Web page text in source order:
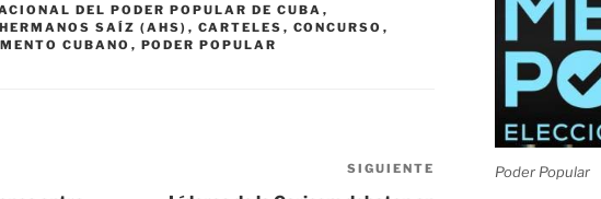
DEL PODER POPULAR DE CUBA ,
SAÍZ (AHS) , CARTELES , CONCURSO ,
CUBANO , PODER POPULAR
Siguiente
SIGUIENTE Poder Popular